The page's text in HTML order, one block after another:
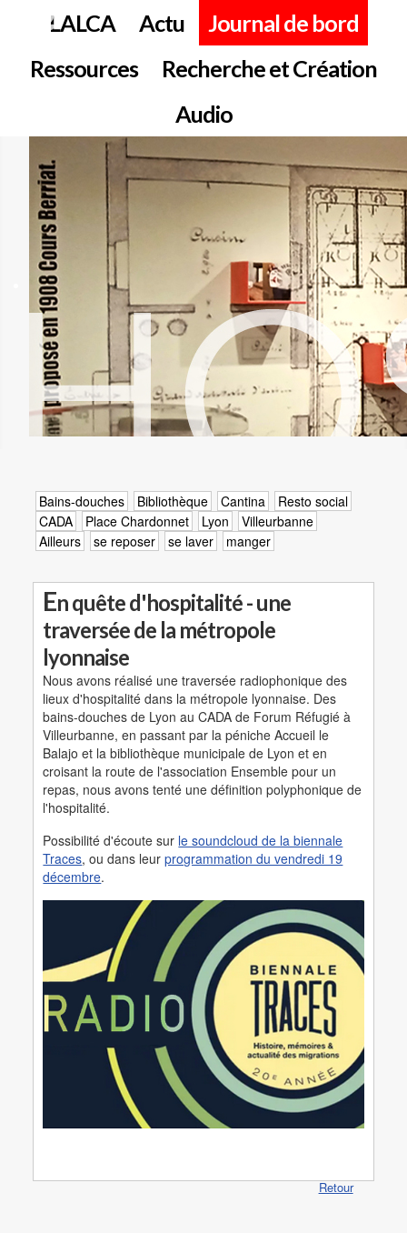
LALCA Actu
Journal de bord
Ressources
Recherche et Création
Audio
Bains-douches Bibliothèque Cantina
Resto social
CADA
Place Chardonnet Lyon
Villeurbanne
Ailleurs
se reposer se laver manger
En quête d'hospitalité - une
traversée de la métropole
lyonnaise
Nous avons réalisé une traversée radiophonique des
lieux d'hospitalité dans la métropole lyonnaise. Des
bains-douches de Lyon au CADA de Forum Réfugié à
Villeurbanne, en passant par la péniche Accueil le
Balajo et la bibliothèque municipale de Lyon et en
croisant la route de l'association Ensemble pour un
repas, nous avons tenté une définition polyphonique de
l'hospitalité.
Possibilité d'écoute sur le soundcloud de la biennale
Traces, ou dans leurprogrammation du vendredi 19
décembre.
Retour